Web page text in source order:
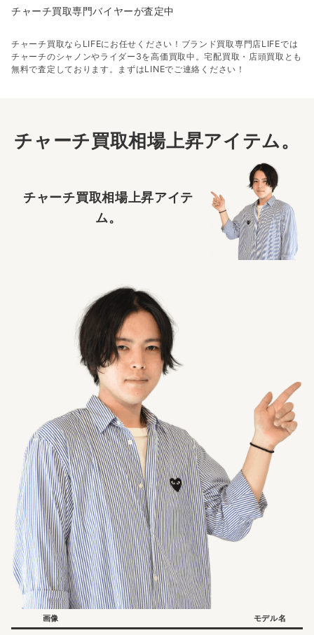
チャーチ買取専門バイヤーが査定中
チャーチ買取ならLIFEにお任せください！ブランド買取専門店LIFEでは
チャーチのシャノンやライダー3を高価買取中。宅配買取・店頭買取とも
無料で査定しております。まずはLINEでご連絡ください！
チャーチ買取相場上昇アイテム。
チャーチ買取相場上昇アイテ
ム。
画像 モデル名